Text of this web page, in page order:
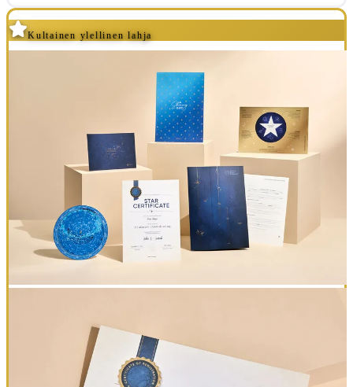
Kultainen ylellinen lahja